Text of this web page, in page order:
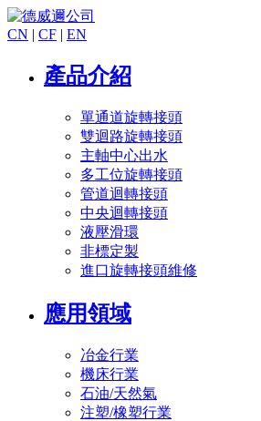
CN | CF | EN
產品介紹
單通道旋轉接頭
雙迴路旋轉接頭
主軸中心出水
多工位旋轉接頭
管道迴轉接頭
中央迴轉接頭
液壓滑環
非標定製
進口旋轉接頭維修
應用領域
冶金行業
機床行業
石油/天然氣
注塑/橡塑行業